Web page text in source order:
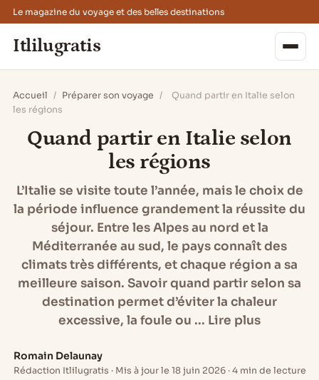
Le magazine du voyage et des belles destinations
Itlilugratis
Accueil / Préparer son voyage /
Quand partir en Italie selon
les régions
Quand partir en Italie selon
les régions
L’Italie se visite toute l’année, mais le choix de
la période influence grandement la réussite du
séjour. Entre les Alpes au nord et la
Méditerranée au sud, le pays connaît des
climats très différents, et chaque région a sa
meilleure saison. Savoir quand partir selon sa
destination permet d’éviter la chaleur
excessive, la foule ou ... Lire plus
Romain Delaunay
Rédaction Itlilugratis · Mis à jour le 18 juin 2026 · 4 min de lecture